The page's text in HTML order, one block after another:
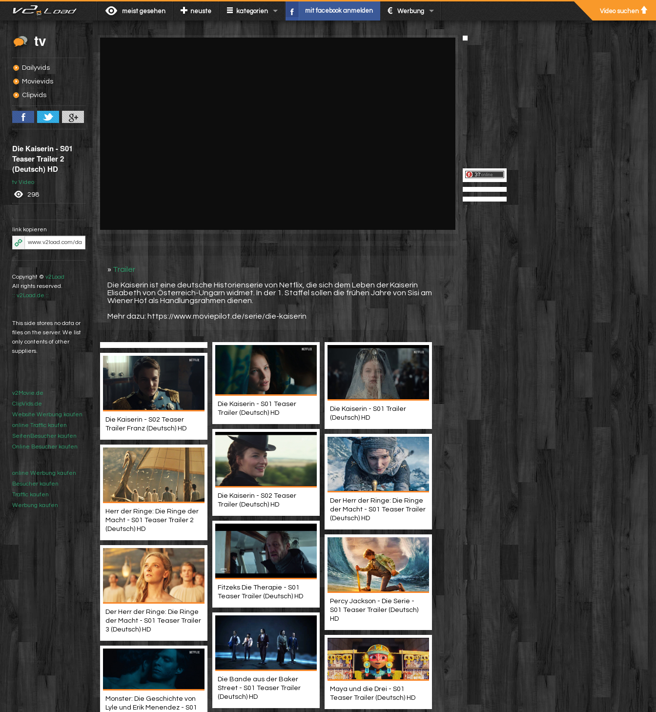
meist gesehen neuste kategorien mit facebook anmelden Werbung Video suchen
tv
Dailyvids
Movievids
Clipvids
Die Kaiserin - S01
Teaser Trailer 2
(Deutsch) HD
tv Video
298
link kopieren
Copyright © v2Load
All rights reserved.
:: v2Load.de ::
This side stores no data or
files on the server. We list
only contents of other
suppliers.
v2Movie.de
ClipVids.de
Website Werbung kaufen
online Traffic kaufen
SeitenBesucher kaufen
Online Besucher kaufen
online Werbung kaufen
Besucher kaufen
Traffic kaufen
Werbung kaufen
» Trailer
Die Kaiserin ist eine deutsche Historienserie von Netflix, die sich dem Leben der Kaiserin
Elisabeth von Österreich-Ungarn widmet. In der 1. Staffel sollen die frühen Jahre von Sisi am
Wiener Hof als Handlungsrahmen dienen.
Mehr dazu: https://www.moviepilot.de/serie/die-kaiserin
Die Kaiserin - S01 Teaser
Trailer (Deutsch) HD
Die Kaiserin - S01 Trailer
(Deutsch) HD
Die Kaiserin - S02 Teaser
Trailer Franz (Deutsch) HD
Die Kaiserin - S02 Teaser
Trailer (Deutsch) HD
Der Herr der Ringe: Die Ringe
der Macht - S01 Teaser Trailer
(Deutsch) HD
Herr der Ringe: Die Ringe der
Macht - S01 Teaser Trailer 2
(Deutsch) HD
Fitzeks Die Therapie - S01
Teaser Trailer (Deutsch) HD
Percy Jackson - Die Serie -
S01 Teaser Trailer (Deutsch)
HD
Der Herr der Ringe: Die Ringe
der Macht - S01 Teaser Trailer
3 (Deutsch) HD
Die Bande aus der Baker
Street - S01 Teaser Trailer
(Deutsch) HD
Maya und die Drei - S01
Teaser Trailer (Deutsch) HD
Monster: Die Geschichte von
Lyle und Erik Menendez - S01